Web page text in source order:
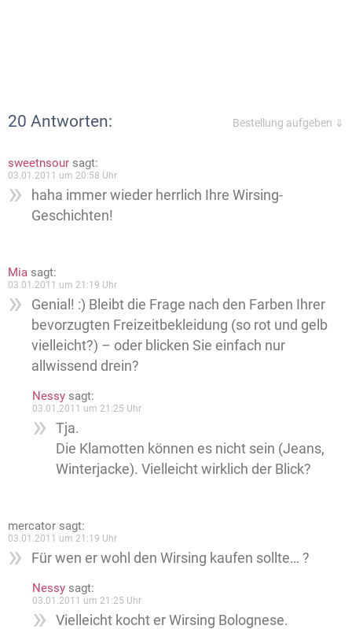
20 Antworten: Bestellung aufgeben ⇓
sweetnsour sagt:
03.01.2011 um 20:58 Uhr
haha immer wieder herrlich Ihre Wirsing-
Geschichten!
Mia sagt:
03.01.2011 um 21:19 Uhr
Genial! :) Bleibt die Frage nach den Farben Ihrer
bevorzugten Freizeitbekleidung (so rot und gelb
vielleicht?) – oder blicken Sie einfach nur
allwissend drein?
Nessy sagt:
03.01.2011 um 21:25 Uhr
Tja.
Die Klamotten können es nicht sein (Jeans,
Winterjacke). Vielleicht wirklich der Blick?
mercator sagt:
03.01.2011 um 21:19 Uhr
Für wen er wohl den Wirsing kaufen sollte… ?
Nessy sagt:
03.01.2011 um 21:25 Uhr
Vielleicht kocht er Wirsing Bolognese.